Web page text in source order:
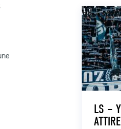
LS –